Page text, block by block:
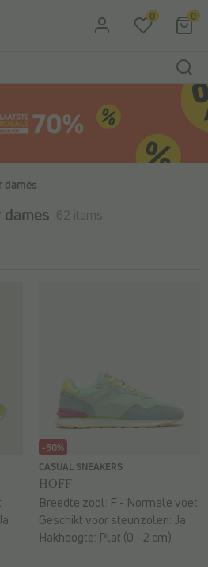
0 0
dames
dames 62 items
-50%
CASUAL SNEAKERS
HOFF
Breedte zool: F - Normale voet
Geschikt voor steunzolen:Ja
Hakhoogte: Plat (0 - 2 cm)